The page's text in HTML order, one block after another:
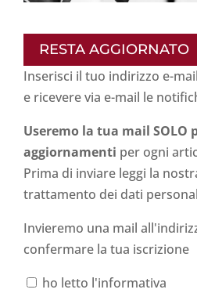
RESTA AGGIORNATO
Inserisci il tuo indirizzo e-
e ricevere via e-mail le
Useremo la tua mail SOLO
aggiornamenti per ogni
Prima di inviare leggi la
trattamento dei dati
Invieremo una mail
confermare la tua iscrizione
ho letto l'informativa